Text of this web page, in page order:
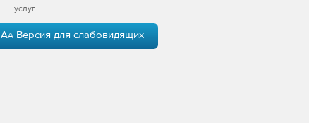
услуг
AA Версия для слабовидящих